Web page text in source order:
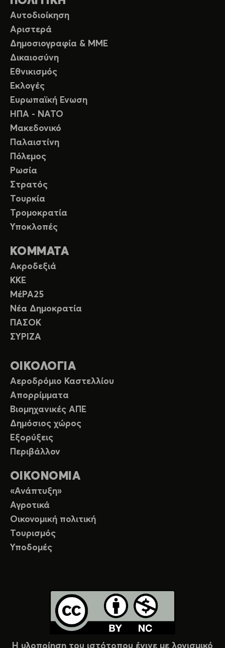
Αυτοδιοίκηση
Αριστερά
Δημοσιογραφία & ΜΜΕ
Δικαιοσύνη
Εθνικισμός
Εκλογές
Ευρωπαϊκή Ενωση
ΗΠΑ - ΝΑΤΟ
Μακεδονικό
Παλαιστίνη
Πόλεμος
Ρωσία
Στρατός
Τουρκία
Τρομοκρατία
Υποκλοπές
ΚΟΜΜΑΤΑ
Ακροδεξιά
ΚΚΕ
ΜέΡΑ25
Νέα Δημοκρατία
ΠΑΣΟΚ
ΣΥΡΙΖΑ
ΟΙΚΟΛΟΓΙΑ
Αεροδρόμιο Καστελλίου
Απορρίμματα
Βιομηχανικές ΑΠΕ
Δημόσιος χώρος
Εξορύξεις
Περιβάλλον
ΟΙΚΟΝΟΜΙΑ
«Ανάπτυξη»
Αγροτικά
Οικονομική πολιτική
Τουρισμός
Υποδομές
Η υλοποίηση του ιστότοπου έγινε με λογισμικό